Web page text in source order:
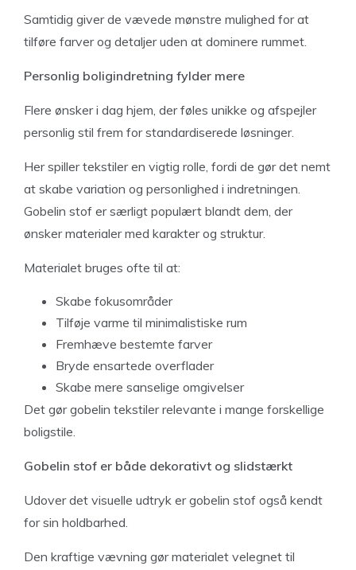
Samtidig giver de vævede mønstre mulighed for at
tilføre farver og detaljer uden at dominere rummet.
Personlig boligindretning fylder mere
Flere ønsker i dag hjem, der føles unikke og afspejler
personlig stil frem for standardiserede løsninger.
Her spiller tekstiler en vigtig rolle, fordi de gør det nemt
at skabe variation og personlighed i indretningen.
Gobelin stof er særligt populært blandt dem, der
ønsker materialer med karakter og struktur.
Materialet bruges ofte til at:
Skabe fokusområder
Tilføje varme til minimalistiske rum
Fremhæve bestemte farver
Bryde ensartede overflader
Skabe mere sanselige omgivelser
Det gør gobelin tekstiler relevante i mange forskellige
boligstile.
Gobelin stof er både dekorativt og slidstærkt
Udover det visuelle udtryk er gobelin stof også kendt
for sin holdbarhed.
Den kraftige vævning gør materialet velegnet til